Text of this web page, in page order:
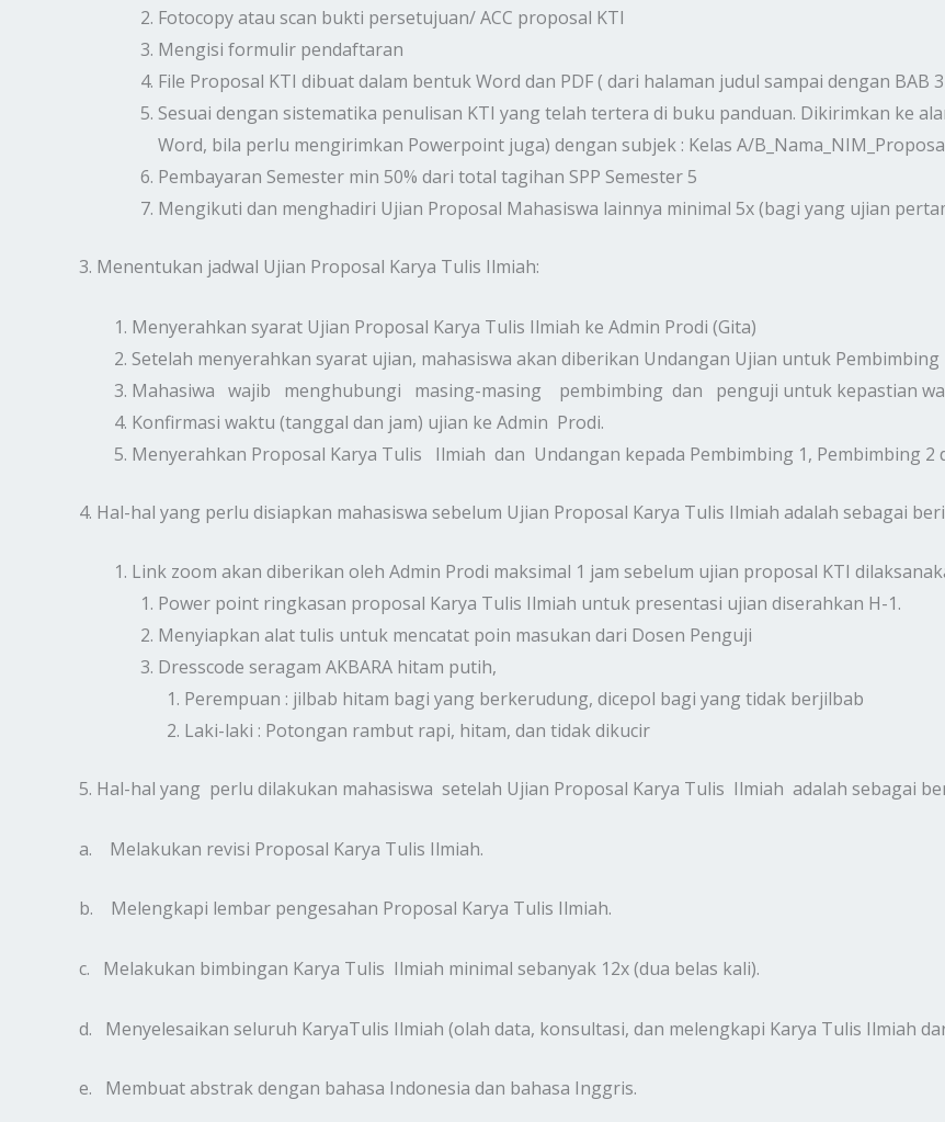
Fotocopy atau scan bukti persetujuan/ ACC proposal KTI
Mengisi formulir pendaftaran
File Proposal KTI dibuat dalam bentuk Word dan PDF ( dari halaman judul sampai dengan
Sesuai dengan sistematika penulisan KTI yang telah tertera di buku panduan. Dikirimkan ke
Word, bila perlu mengirimkan Powerpoint juga) dengan subjek : Kelas A/
Pembayaran Semester min 50% dari total tagihan SPP Semester 5
Mengikuti dan menghadiri Ujian Proposal Mahasiswa lainnya minimal 5x (bagi yang ujian
3. Menentukan jadwal Ujian Proposal Karya Tulis Ilmiah:
Menyerahkan syarat Ujian Proposal Karya Tulis Ilmiah ke Admin Prodi (Gita)
Setelah menyerahkan syarat ujian, mahasiswa akan diberikan Undangan Ujian untuk
Mahasiwa wajib menghubungi masing-masing pembimbing dan penguji untuk kepastian
Konfirmasi waktu (tanggal dan jam) ujian ke Admin Prodi.
Menyerahkan Proposal Karya Tulis Ilmiah dan Undangan kepada Pembimbing 1, Pembimbing 2
4. Hal-hal yang perlu disiapkan mahasiswa sebelum Ujian Proposal Karya Tulis Ilmiah adalah sebagai
Link zoom akan diberikan oleh Admin Prodi maksimal 1 jam sebelum ujian proposal KTI
Power point ringkasan proposal Karya Tulis Ilmiah untuk presentasi ujian diserahkan H-1.
Menyiapkan alat tulis untuk mencatat poin masukan dari Dosen Penguji
Dresscode seragam AKBARA hitam putih,
Perempuan : jilbab hitam bagi yang berkerudung, dicepol bagi yang tidak berjilbab
Laki-laki : Potongan rambut rapi, hitam, dan tidak dikucir
5. Hal-hal yang perlu dilakukan mahasiswa setelah Ujian Proposal Karya Tulis Ilmiah adalah sebagai
a. Melakukan revisi Proposal Karya Tulis Ilmiah.
b. Melengkapi lembar pengesahan Proposal Karya Tulis Ilmiah.
c. Melakukan bimbingan Karya Tulis Ilmiah minimal sebanyak 12x (dua belas kali).
d. Menyelesaikan seluruh KaryaTulis Ilmiah (olah data, konsultasi, dan melengkapi Karya Tulis Ilmiah
e. Membuat abstrak dengan bahasa Indonesia dan bahasa Inggris.